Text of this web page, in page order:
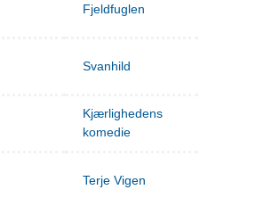
Fjeldfuglen
Svanhild
Kjærlighedens
komedie
Terje Vigen